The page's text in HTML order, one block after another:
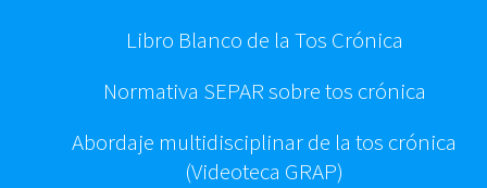
Libro Blanco de la Tos Crónica
Normativa SEPAR sobre tos crónica
Abordaje multidisciplinar de la tos crónica
(Videoteca GRAP)